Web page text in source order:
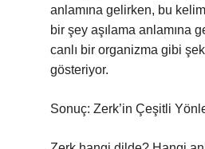
anlamına gelirken, bu
bir şey aşılama anlamına
canlı bir organizma gibi
gösteriyor.
Sonuç: Zerk’in Çeşitli